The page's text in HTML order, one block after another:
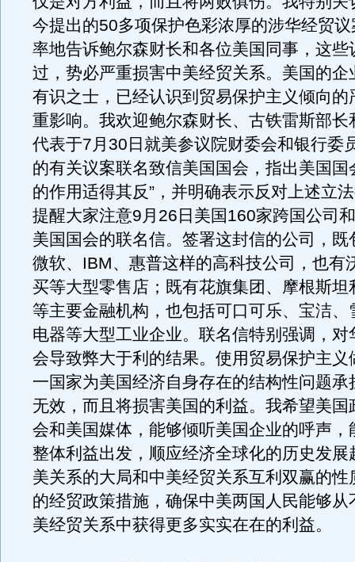
今提出的50多项保护色彩浓厚的涉华经贸
率地告诉鲍尔森财长和各位美国同事，这些
过，势必严重损害中美经贸关系。美国的企
有识之士，已经认识到贸易保护主义倾向的
重影响。我欢迎鲍尔森财长、古铁雷斯部长
代表于7月30日就美参议院财委会和银行委
的有关议案联名致信美国国会，指出美国国
的作用适得其反”，并明确表示反对上述立
提醒大家注意9月26日美国160家跨国公司
美国国会的联名信。签署这封信的公司，既
微软、IBM、惠普这样的高科技公司，也有
买等大型零售店；既有花旗集团、摩根斯坦
等主要金融机构，也包括可口可乐、宝洁、
电器等大型工业企业。联名信特别强调，对
会导致弊大于利的结果。使用贸易保护主义
一国家为美国经济自身存在的结构性问题承
无效，而且将损害美国的利益。我希望美国
会和美国媒体，能够倾听美国企业的呼声，
整体利益出发，顺应经济全球化的历史发展
美关系的大局和中美经贸关系互利双赢的性
的经贸政策措施，确保中美两国人民能够从
美经贸关系中获得更多实实在在的利益。